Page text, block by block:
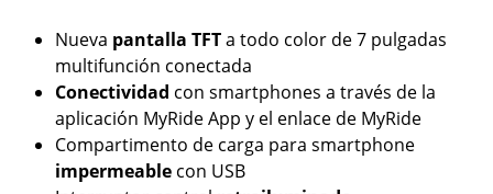
Nueva pantalla TFTa todo color de 7 pulgadas
multifunción conectada
Conectividad con smartphones a través de la
aplicación MyRide App y el enlace de MyRide
Compartimento de carga para smartphone
impermeable con USB